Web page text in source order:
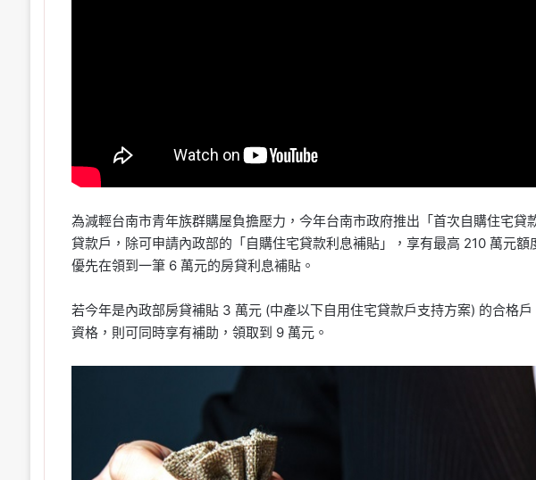
為減輕台南市青年族群購屋負擔壓力，今年台南市政府推出「首次自購住宅貸
貸款戶，除可申請內政部的「自購住宅貸款利息補貼」，享有最高 210 萬元
優先在領到一筆 6 萬元的房貸利息補貼。
若今年是內政部房貸補貼 3 萬元 (中產以下自用住宅貸款戶支持方案) 的合格
資格，則可同時享有補助，領取到 9 萬元。